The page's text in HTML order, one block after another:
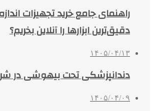
راهنمای جامع خرید تجهیزات
دقیق‌ترین ابزارها را آنلاین بخریم؟
۱۴۰۵/۰۴/۱۳
دندانپزشکی تحت بیهوشی در
۱۴۰۵/۰۴/۰۹